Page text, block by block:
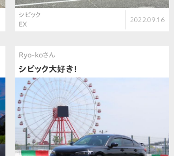
シビック
EX
2022.09.16
Ryo-koさん
シビック大好き！